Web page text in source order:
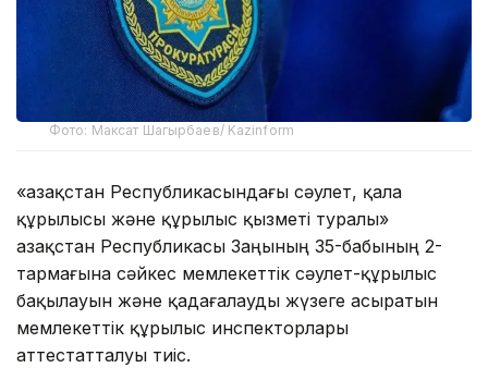
Фото: Максат Шагырбаев/ Kazinform
«Қазақстан Республикасындағы сәулет, қала
құрылысы және құрылыс қызметі туралы»
Қазақстан Республикасы Заңының 35-бабының 2-
тармағына сәйкес мемлекеттік сәулет-құрылыс
бақылауын және қадағалауды жүзеге асыратын
мемлекеттік құрылыс инспекторлары
аттестатталуы тиіс.